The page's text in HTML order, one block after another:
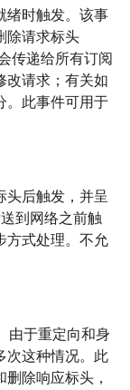
绪时触发。该事
除请求标头
传递给所有订阅
改请求；有关如
。此事件可用于
头后触发，并呈
到网络之前触
方式处理。不允
由于重定向和身
次这种情况。此
除响应标头，